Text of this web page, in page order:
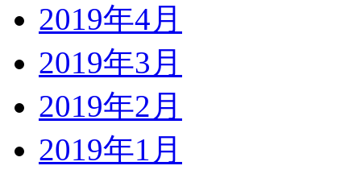
2019年4月
2019年3月
2019年2月
2019年1月